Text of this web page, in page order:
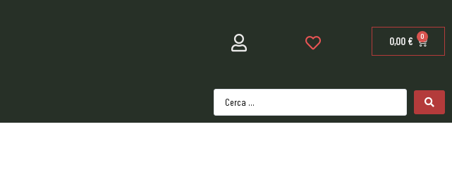
0,00 € 0